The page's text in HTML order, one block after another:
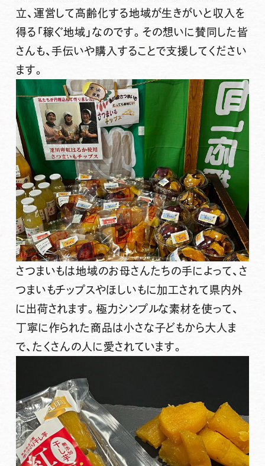
立、運営して高齢化する地域が生きがいと収入を
得る「稼ぐ地域」なのです。その想いに賛同した皆
さんも、手伝いや購入することで支援してください
ます。
さつまいもは地域のお母さんたちの手によって、さ
つまいもチップスやほしいもに加工されて県内外
に出荷されます。極力シンプルな素材を使って、
丁寧に作られた商品は小さな子どもから大人ま
で、たくさんの人に愛されています。